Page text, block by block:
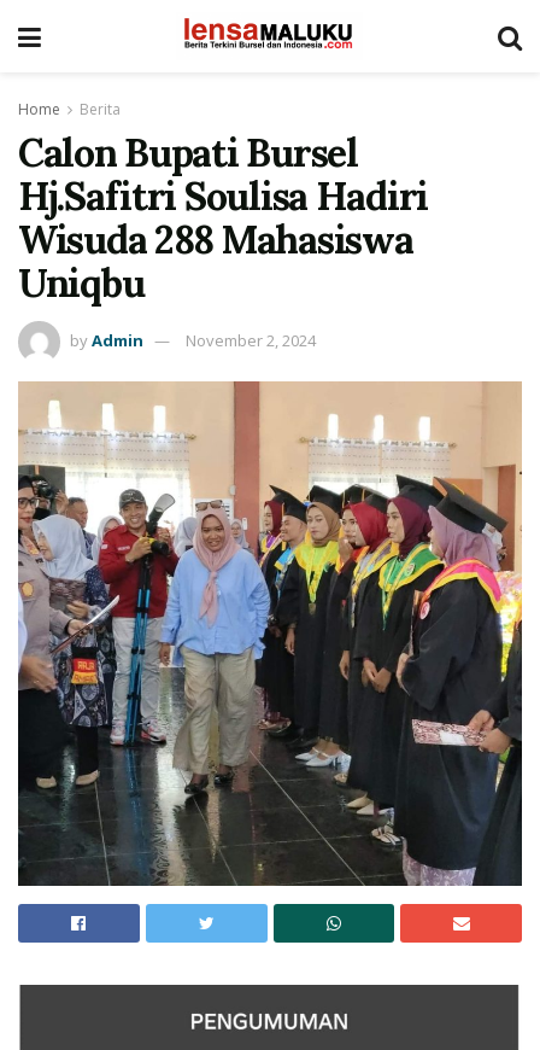
Home Berita
Calon Bupati Bursel
Hj.Safitri Soulisa Hadiri
Wisuda 288 Mahasiswa
Uniqbu
byAdmin November 2, 2024